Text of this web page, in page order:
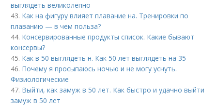
выглядеть великолепно
43. Как на фигуру влияет плавание на. Тренировки по
плаванию — в чем польза?
44. Консервированные продукты список. Какие бывают
консервы?
45. Как в 50 выглядеть н. Как 50 лет выглядеть на 35
46. Почему я просыпаюсь ночью и не могу уснуть.
Физиологические
47. Выйти, как замуж в 50 лет. Как быстро и удачно выйти
замуж в 50 лет